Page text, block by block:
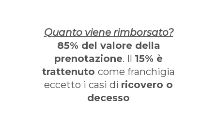
Quanto viene rimborsato?
85% del valore della
prenotazione. Il 15% è
trattenuto come franchigia
eccetto i casi di ricovero o
decesso